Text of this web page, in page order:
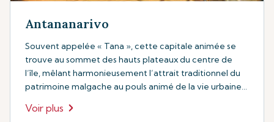
Antananarivo
Souvent appelée « Tana », cette capitale animée se
trouve au sommet des hauts plateaux du centre de
l’île, mêlant harmonieusement l’attrait traditionnel du
patrimoine malgache au pouls animé de la vie urbaine
Voir plus